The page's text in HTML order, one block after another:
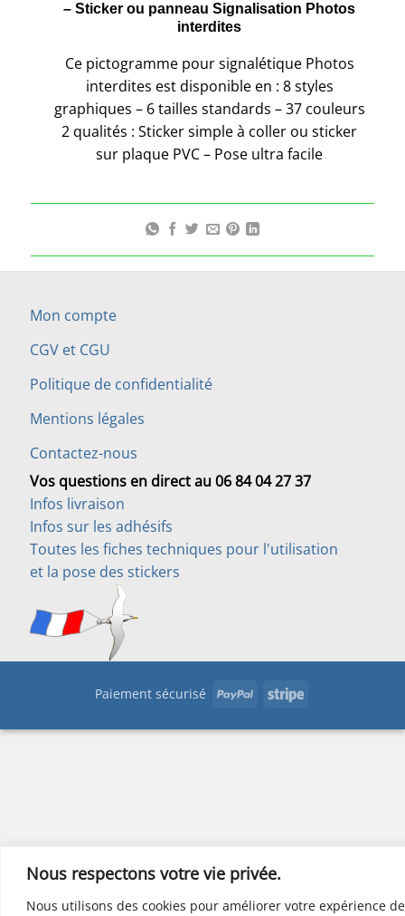
Nous respectons votre vie privée.
Nous utilisons des cookies pour améliorer votre expérience de
– Sticker ou panneau Signalisation Photos
interdites
Ce pictogramme pour signalétique Photos
interdites est disponible en : 8 styles
graphiques – 6 tailles standards – 37 couleurs
2 qualités : Sticker simple à coller ou sticker
sur plaque PVC – Pose ultra facile
Mon compte
CGV et CGU
Politique de confidentialité
Mentions légales
Contactez-nous
Vos questions en direct au 06 84 04 27 37
Infos livraison
Infos sur les adhésifs
Toutes les fiches techniques pour l'utilisation
et la pose des stickers
Paiement sécurisé PayPal Stripe